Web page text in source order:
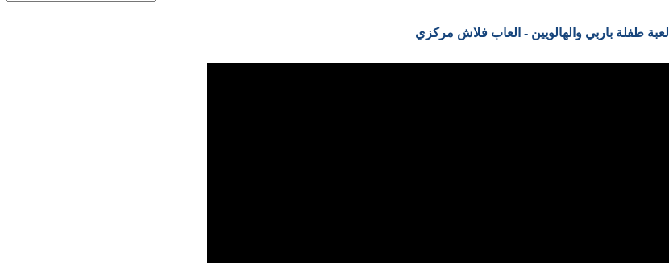
لعبة طفلة باربي والهالويين - العاب فلاش مركزي